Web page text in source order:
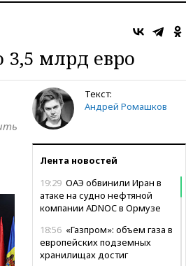
млрд евро
Текст:
Андрей Ромашков
Лента новостей
19:29 ОАЭ обвинили Иран в
атаке на судно нефтяной
компании ADNOC в Ормузе
18:56 «Газпром»: объем газа в
европейских подземных
хранилищах достиг